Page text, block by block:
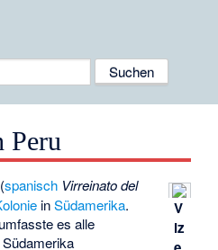
Peru
V
iz
(spanisch Virreinato del
inSüdamerika.
es alle